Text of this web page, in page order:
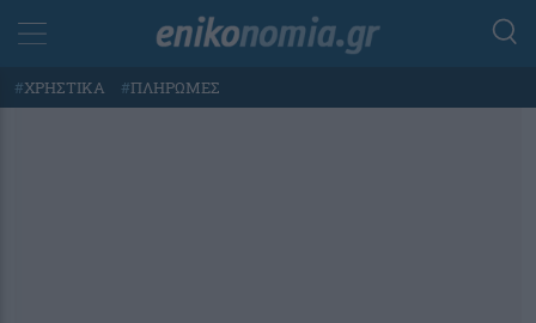
#ΧΡΗΣΤΙΚΑ #ΠΛΗΡΩΜΕΣ